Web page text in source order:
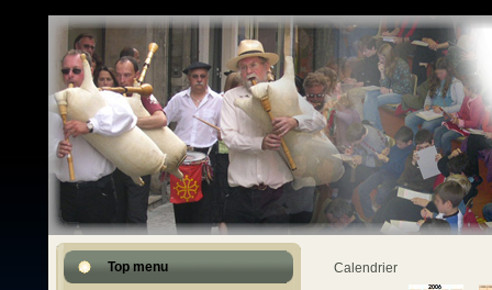
Top menu Calendrier